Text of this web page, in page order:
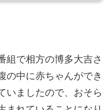
組で相方の博多大吉さ
の中に赤ちゃんができ
いましたので、おそら